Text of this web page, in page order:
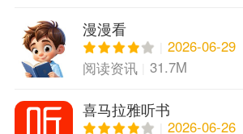
漫漫看
2026-06-29
阅读资讯
31.7M
喜马拉雅听书
2026-06-26